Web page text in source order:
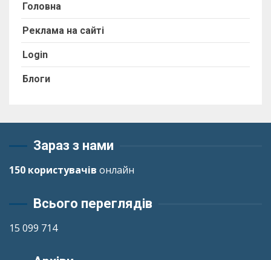
Головна
Реклама на сайті
Login
Блоги
Зараз з нами
150 користувачів онлайн
Всього переглядів
15 099 714